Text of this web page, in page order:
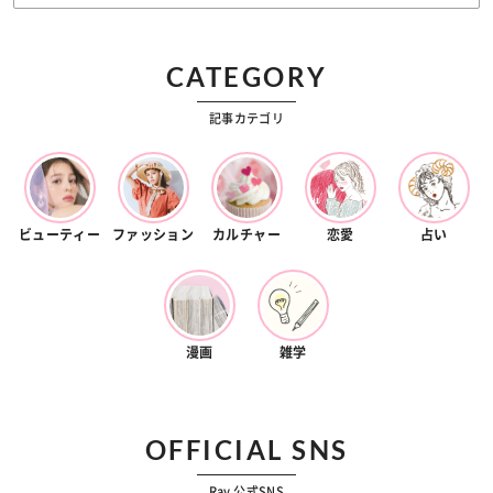
CATEGORY
記事カテゴリ
ビューティー ファッション カルチャー 恋愛 占い
漫画 雑学
OFFICIAL SNS